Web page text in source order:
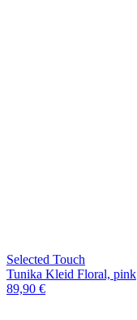
Selected Touch
Tunika Kleid Floral, pink
89,90 €